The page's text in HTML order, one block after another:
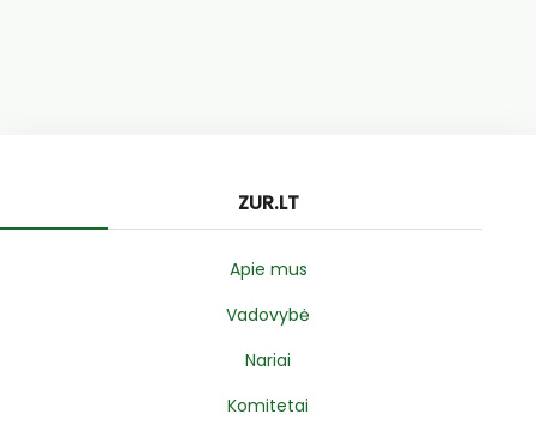
ZUR.LT
Apie mus
Vadovybė
Nariai
Komitetai